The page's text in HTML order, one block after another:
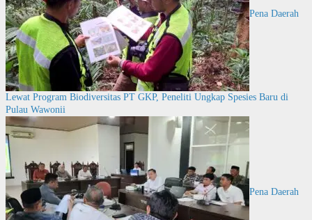
Pena Daerah
Lewat Program Biodiversitas PT GKP, Peneliti Ungkap Spesies Baru di
Pulau Wawonii
Pena Daerah